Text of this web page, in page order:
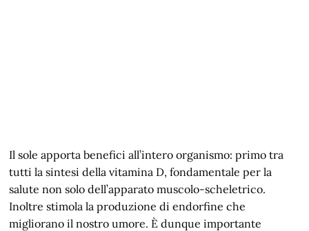
Il sole apporta benefici all’intero organismo: primo tra
tutti la sintesi della vitamina D, fondamentale per la
salute non solo dell’apparato muscolo-scheletrico.
Inoltre stimola la produzione di endorfine che
migliorano il nostro umore. È dunque importante